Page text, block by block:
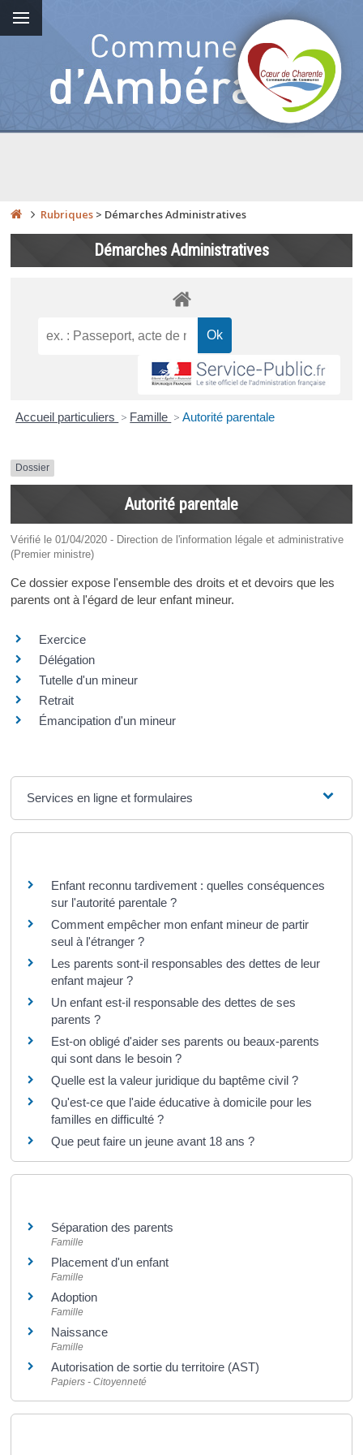
Rubriques > Démarches Administratives
Démarches Administratives
Accueil particuliers > Famille > Autorité parentale
Dossier
Autorité parentale
Vérifié le 01/04/2020 - Direction de l'information légale et administrative
(Premier ministre)
Ce dossier expose l'ensemble des droits et et devoirs que les
parents ont à l'égard de leur enfant mineur.
Exercice
Délégation
Tutelle d'un mineur
Retrait
Émancipation d'un mineur
Services en ligne et formulaires
Enfant reconnu tardivement : quelles conséquences
sur l'autorité parentale ?
Comment empêcher mon enfant mineur de partir
seul à l'étranger ?
Les parents sont-il responsables des dettes de leur
enfant majeur ?
Un enfant est-il responsable des dettes de ses
parents ?
Est-on obligé d'aider ses parents ou beaux-parents
qui sont dans le besoin ?
Quelle est la valeur juridique du baptême civil ?
Qu'est-ce que l'aide éducative à domicile pour les
familles en difficulté ?
Que peut faire un jeune avant 18 ans ?
Séparation des parents
Famille
Placement d'un enfant
Famille
Adoption
Famille
Naissance
Famille
Autorisation de sortie du territoire (AST)
Papiers - Citoyenneté